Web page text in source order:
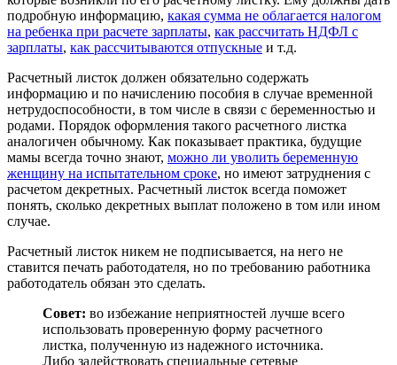
подробную информацию, какая сумма не облагается налогом
на ребенка при расчете зарплаты, как рассчитать НДФЛ с
зарплаты, как рассчитываются отпускные и т.д.
Расчетный листок должен обязательно содержать
информацию и по начислению пособия в случае временной
нетрудоспособности, в том числе в связи с беременностью и
родами. Порядок оформления такого расчетного листка
аналогичен обычному. Как показывает практика, будущие
мамы всегда точно знают, можно ли уволить беременную
женщину на испытательном сроке, но имеют затруднения с
расчетом декретных. Расчетный листок всегда поможет
понять, сколько декретных выплат положено в том или ином
случае.
Расчетный листок никем не подписывается, на него не
ставится печать работодателя, но по требованию работника
работодатель обязан это сделать.
Совет: во избежание неприятностей лучше всего
использовать проверенную форму расчетного
листка, полученную из надежного источника.
Либо задействовать специальные сетевые